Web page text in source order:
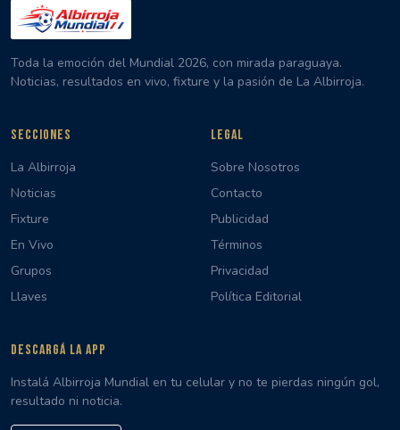
Toda la emoción del Mundial 2026, con mirada paraguaya.
Noticias, resultados en vivo, fixture y la pasión de La Albirroja.
SECCIONES
La Albirroja
Noticias
Fixture
En Vivo
Grupos
Llaves
LEGAL
Sobre Nosotros
Contacto
Publicidad
Términos
Privacidad
Política Editorial
DESCARGÁ LA APP
Instalá Albirroja Mundial en tu celular y no te pierdas ningún gol,
resultado ni noticia.